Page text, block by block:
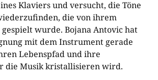
Klaviers und versucht, die Töne
die von ihrem
wurde. Bojana Antovic hat
mit dem Instrument gerade
Lebenspfad und ihre
die Musik kristallisieren wird.